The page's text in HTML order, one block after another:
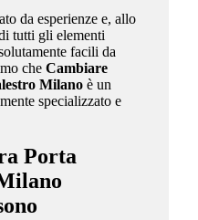
da esperienze e, allo
tutti gli elementi
facili da
che Cambiare
Milanoè un
specializzato e
Porta